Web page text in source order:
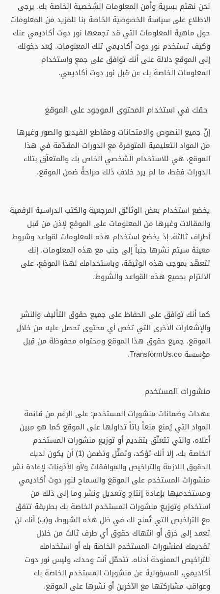
نحن نهتم بسرية وأمن المعلومات الشخصية الخاصة بك. يرجى
الاطلاع على سياسة الخصوصية الخاصة بنا للمزيد من المعلومات
حول ماهية المعلومات التي قد تجمعها نور دوت أكاديمي عنك
وكيف تستخدم نور دوت أكاديمي تلك المعلومات. يُعد دخولك
إلى الموقع دلالة على أنك توافق على جمع واستخدام
المعلومات الخاصة بك عن قبل نور دوت أكاديمي.
حقك في استخدام المحتوى الموجود على الموقع
إنّ جميع النصوص والامتحانات ومقاطع الفيديو والصور وغيرها
من المواد التعليمية المتوفرة مع الدورات المقدّمة في هذا
الموقع، هي للاستخدام الشخصي الخاص بك والمتعلّق بتلك
الدورات فقط، ما لم يرد خلاف ذلك صراحةً ضمن الموقع.
يخضع استخدام بعض الوثائق المرجعية والكتب الدراسية الرقمية
والمقالات وغيرها من المعلومات على الموقع لإذن من قبل
أطراف ثالثة، إذ يخضع استخدام هذه المعلومات لقواعد وشروط
معينة سيتم نشرها جنباً إلى جنب مع هذه المعلومات. إنك
تتعهّد بموجب هذه الوثيقة، وباستخدامك لهذا الموقع، على
الالتزام بجميع هذه القواعد والشروط.
كما أنك توافق على الحفاظ على جميع حقوق التأليف والنشر
والإشعارات الأخرى التي تخص أي محتوى تحصل عليه من خلال
الموقع. جميع حقوق هذا الموقع ومحتواه محفوظة من قِبل
مؤسسة TransformUs.co.
منشورات المستخدم
عهدات وضمانات منشورات المستخدم: على الرغم من قائمة
المواد التي يُمنع منعاً باتاً تداولها على الموقع كما هو مبين
أعلاه، والتي تتعلّق بتقديم أو توزيع منشورات المستخدم
الخاصة بك، إلا أنك تؤكد، وتمثّل وتضمن (1) أن يكون لديك
الحقوق اللازمة والتراخيص والموافقات و/أو الأذونات لإعادة نشر
منشورات المستخدم على الموقع والسماح لنور دوت أكاديمي
ومستخدميها بإعادة إنتاج وتعديل ونشر وما إلى ذلك من
استخدام وتوزيع منشورات المستخدم الخاصة بك بطريقة تتفق
مع التراخيص التي تُمنح لك في ظل هذه الشروط، و(ب) أنك لن
تعمد إلى خرق أو انتهاك حقوق أي طرف ثالث من خلال
تقديمك لمنشورات المستخدم الخاصة بك أو استخدامك
للتراخيص الممنوحة أدناه. تتحمّل أنت وحدك، وليس نور دوت
أكاديمي، المسؤولية عن منشورات المستخدم الخاصة بك
وعواقب مشاركتها مع الآخرين أو نشرها على الموقع.